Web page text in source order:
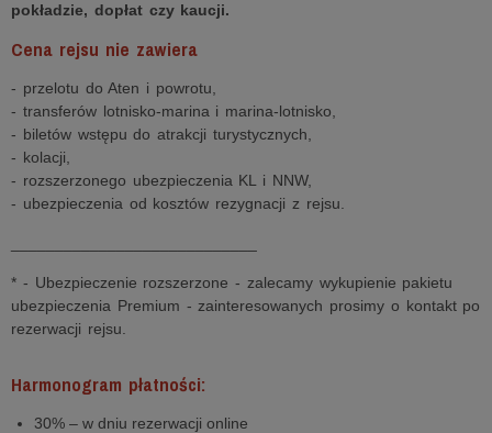
pokładzie, dopłat czy kaucji.
Cena rejsu nie zawiera
- przelotu do Aten i powrotu,
- transferów lotnisko-marina i marina-lotnisko,
- biletów wstępu do atrakcji turystycznych,
- kolacji,
- rozszerzonego ubezpieczenia KL i NNW,
- ubezpieczenia od kosztów rezygnacji z rejsu.
* - Ubezpieczenie rozszerzone - zalecamy wykupienie pakietu
ubezpieczenia Premium - zainteresowanych prosimy o kontakt po
rezerwacji rejsu.
Harmonogram płatności:
30% – w dniu rezerwacji online